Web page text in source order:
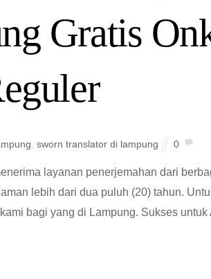
Gratis
,sworn translator di lampung 0
layanan penerjemahan dari
lebih dari dua puluh (20) tahun.
bagi yang di Lampung. Sukses untuk